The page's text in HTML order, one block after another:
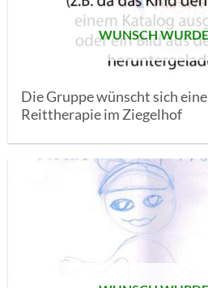
WUNSCH
Die Gruppe wünscht sich
Reittherapie im Ziegelhof